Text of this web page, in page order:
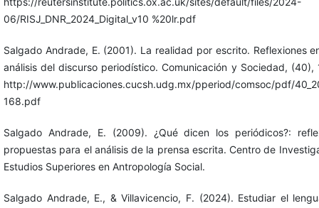
06/RISJ_DNR_2024_Digital_v10 %20lr.pdf
Salgado Andrade, E. (2001). La realidad por escrito. Reflexiones
análisis del discurso periodístico. Comunicación y Sociedad, (40),
http://www.publicaciones.cucsh.udg.mx/pperiod/comsoc/pdf/
168.pdf
Salgado Andrade, E. (2009). ¿Qué dicen los periódicos?:
propuestas para el análisis de la prensa escrita. Centro de
Estudios Superiores en Antropología Social.
Salgado Andrade, E., & Villavicencio, F. (2024). Estudiar el